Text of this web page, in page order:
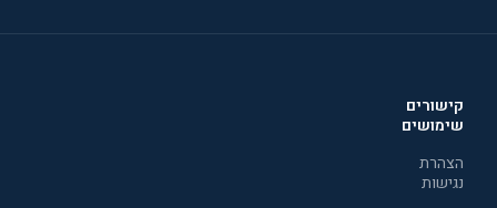
קישורים
שימושים
הצהרת
נגישות